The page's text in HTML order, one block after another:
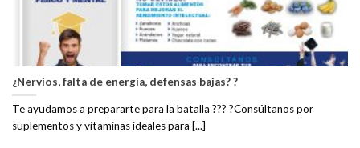
¿Nervios, falta de energía, defensas bajas? ?
Te ayudamos a prepararte para la batalla ??? ?Consúltanos por
suplementos y vitaminas ideales para [...]